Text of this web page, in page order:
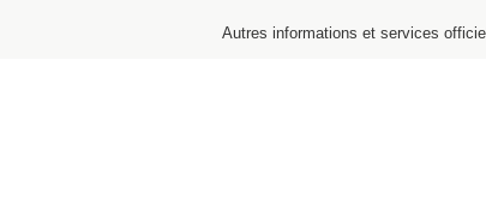
Autres informations et services